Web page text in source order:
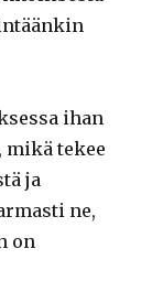
ihan
mikä tekee
ja
ne,
on